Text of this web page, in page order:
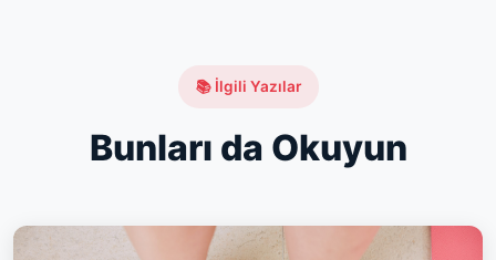
📚 İlgili Yazılar
Bunları da Okuyun